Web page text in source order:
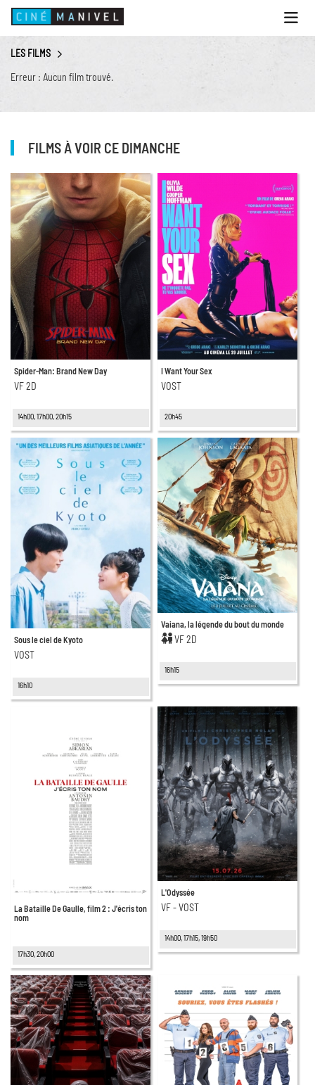
le
menu
ACCUEIL
PROGRAMME
ANIMATIONS
CINÉ CAFÉ | RESTAURANT
INFOS PRATIQUES
LES FILMS
Erreur : Aucun film trouvé.
FILMS À VOIR CE DIMANCHE
Spider-Man: Brand New Day
VF 2D
14h00, 17h00, 20h15
I Want Your Sex
VOST
20h45
Sous le ciel de Kyoto
VOST
16h10
Vaiana, la légende du bout du monde
VF 2D
16h15
La Bataille De Gaulle, film 2 : J'écris ton
nom
17h30, 20h00
L'Odyssée
VF - VOST
14h00, 17h15, 19h50